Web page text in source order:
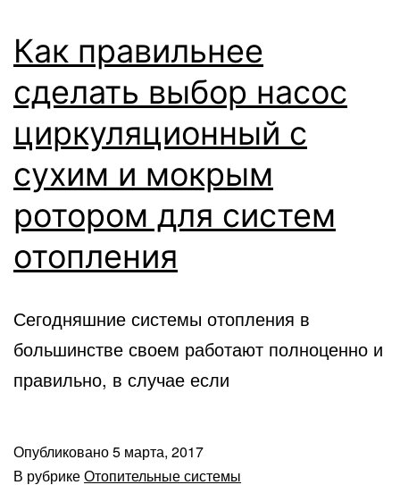
Как правильнее
сделать выбор насос
циркуляционный с
сухим и мокрым
ротором для систем
отопления
Сегодняшние системы отопления в
большинстве своем работают полноценно и
правильно, в случае если
Опубликовано5 марта, 2017
В рубрикеОтопительные системы